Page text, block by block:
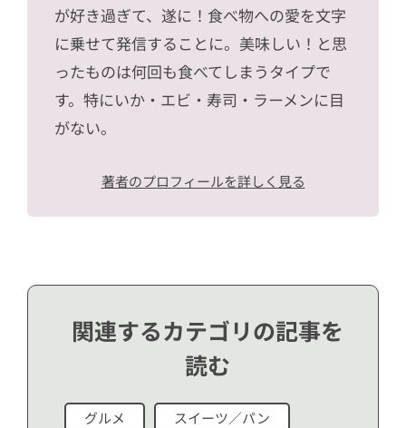
が好き過ぎて、遂に！食べ物への愛を文字
に乗せて発信することに。美味しい！と思
ったものは何回も食べてしまうタイプで
す。特にいか・エビ・寿司・ラーメンに目
がない。
著者のプロフィールを詳しく見る
関連するカテゴリの記事を
読む
グルメ スイーツ／パン